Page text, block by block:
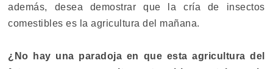
además, desea demostrar que la cría de insectos
comestibles es la agricultura del mañana.
¿No hay una paradoja en que esta agricultura del